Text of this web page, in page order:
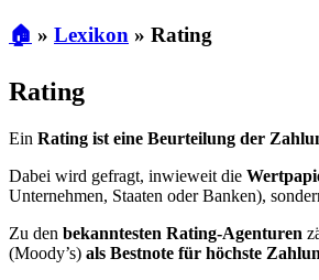
🏠 » Lexikon » Rating
Rating
Ein Rating ist eine Beurteilung der
Dabei wird gefragt, inwieweit die
Unternehmen, Staaten oder Banken),
Zu den bekanntesten Rating-Agenturen
(Moody’s) als Bestnote für höchste